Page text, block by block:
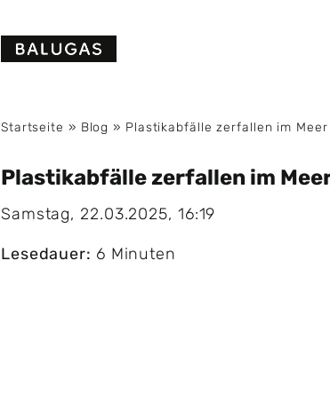
Startseite » Blog » Plastikabfälle zerfallen im
Plastikabfälle zerfallen im
Samstag, 22.03.2025, 16:19
Lesedauer: 6 Minuten